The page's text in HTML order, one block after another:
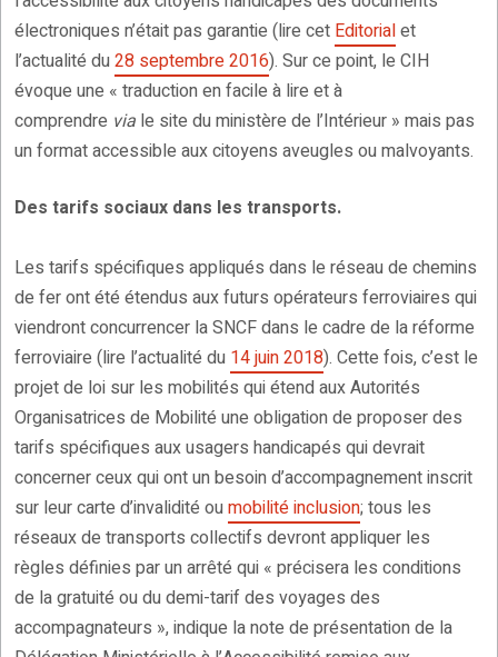
électroniques n’était pas garantie (lire cet Editorialet
l’actualité du28 septembre 2016). Sur ce point, le CIH
évoque une « traduction en facile à lire et à
comprendre via le site du ministère de l’Intérieur » mais pas
un format accessible aux citoyens aveugles ou malvoyants.
Des tarifs sociaux dans les transports.
Les tarifs spécifiques appliqués dans le réseau de chemins
de fer ont été étendus aux futurs opérateurs ferroviaires qui
viendront concurrencer la SNCF dans le cadre de la réforme
ferroviaire (lire l’actualité du 14 juin 2018). Cette fois, c’est le
projet de loi sur les mobilités qui étend aux Autorités
Organisatrices de Mobilité une obligation de proposer des
tarifs spécifiques aux usagers handicapés qui devrait
concerner ceux qui ont un besoin d’accompagnement inscrit
sur leur carte d’invalidité oumobilité inclusion; tous les
réseaux de transports collectifs devront appliquer les
règles définies par un arrêté qui « précisera les conditions
de la gratuité ou du demi-tarif des voyages des
accompagnateurs », indique la note de présentation de la